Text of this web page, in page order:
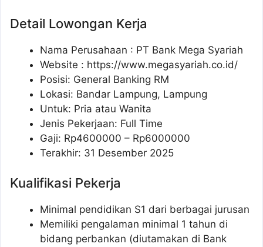
Detail Lowongan Kerja
Nama Perusahaan : PT Bank Mega Syariah
Website : https://www.megasyariah.co.id/
Posisi: General Banking RM
Lokasi: Bandar Lampung, Lampung
Untuk: Pria atau Wanita
Jenis Pekerjaan: Full Time
Gaji: Rp4600000 – Rp6000000
Terakhir: 31 Desember 2025
Kualifikasi Pekerja
Minimal pendidikan S1 dari berbagai jurusan
Memiliki pengalaman minimal 1 tahun di
bidang perbankan (diutamakan di Bank